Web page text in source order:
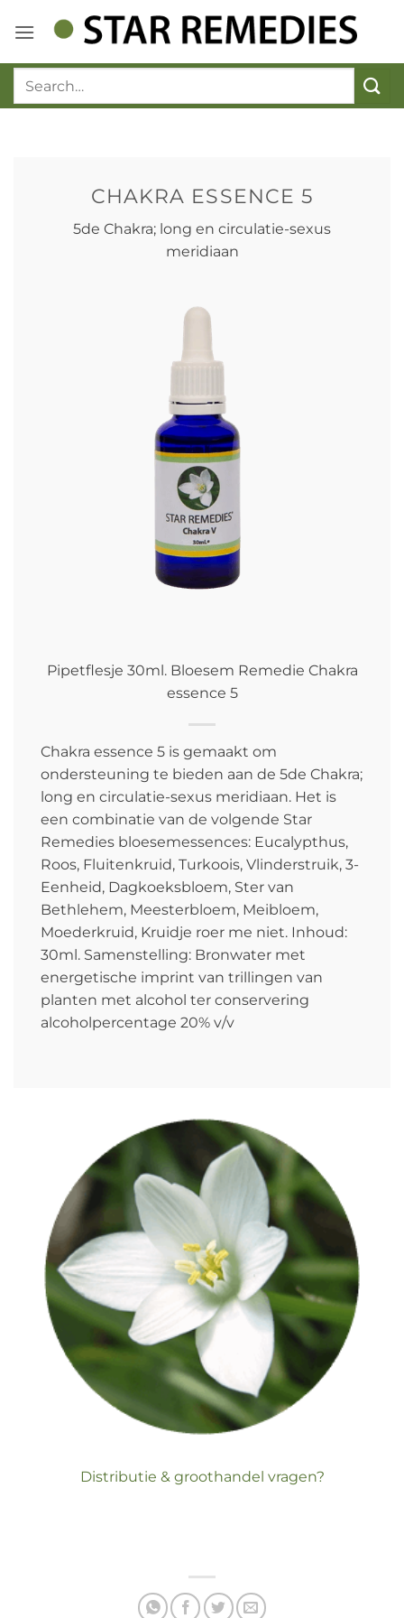
naar
CHAKRA ESSENCE 5
5de Chakra; long en circulatie-sexus
meridiaan
Pipetflesje 30ml. Bloesem Remedie Chakra
essence 5
Chakra essence 5 is gemaakt om
ondersteuning te bieden aan de 5de Chakra;
long en circulatie-sexus meridiaan. Het is
een combinatie van de volgende Star
Remedies bloesemessences: Eucalypthus,
Roos, Fluitenkruid, Turkoois, Vlinderstruik, 3-
Eenheid, Dagkoeksbloem, Ster van
Bethlehem, Meesterbloem, Meibloem,
Moederkruid, Kruidje roer me niet. Inhoud:
30ml. Samenstelling: Bronwater met
energetische imprint van trillingen van
planten met alcohol ter conservering
alcoholpercentage 20% v/v
Distributie & groothandel vragen?